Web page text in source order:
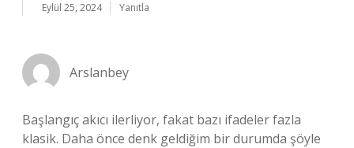
Eylül 25, 2024 Yanıtla
Arslanbey
Başlangıç akıcı ilerliyor, fakat bazı ifadeler fazla
klasik. Daha önce denk geldiğim bir durumda şöyle